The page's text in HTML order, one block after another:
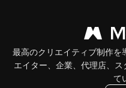
最高のクリエイティブ制作を
エイター、企業、代理店、
て